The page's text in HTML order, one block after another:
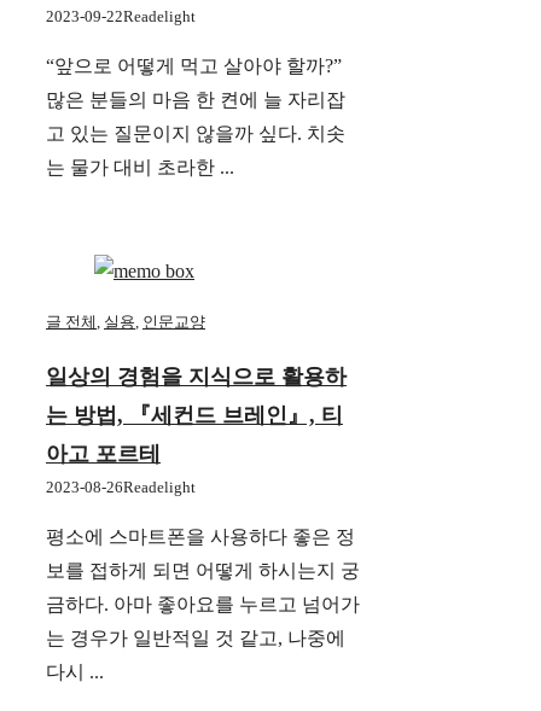
2023-09-22Readelight
“앞으로 어떻게 먹고 살아야 할까?”
많은 분들의 마음 한 켠에 늘 자리잡
고 있는 질문이지 않을까 싶다. 치솟
는 물가 대비 초라한 ...
글 전체 실용 인문교양
일상의 경험을 지식으로 활용하
는 방법, 『세컨드 브레인』, 티
아고 포르테
2023-08-26Readelight
평소에 스마트폰을 사용하다 좋은 정
보를 접하게 되면 어떻게 하시는지 궁
금하다. 아마 좋아요를 누르고 넘어가
는 경우가 일반적일 것 같고, 나중에
다시 ...